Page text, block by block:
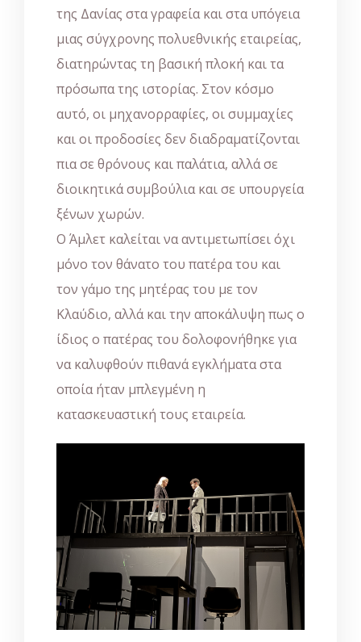
της Δανίας στα γραφεία και στα υπόγεια
μιας σύγχρονης πολυεθνικής εταιρείας,
διατηρώντας τη βασική πλοκή και τα
πρόσωπα της ιστορίας. Στον κόσμο
αυτό, οι μηχανορραφίες, οι συμμαχίες
και οι προδοσίες δεν διαδραματίζονται
πια σε θρόνους και παλάτια, αλλά σε
διοικητικά συμβούλια και σε υπουργεία
ξένων χωρών.
Ο Άμλετ καλείται να αντιμετωπίσει όχι
μόνο τον θάνατο του πατέρα του και
τον γάμο της μητέρας του με τον
Κλαύδιο, αλλά και την αποκάλυψη πως ο
ίδιος ο πατέρας του δολοφονήθηκε για
να καλυφθούν πιθανά εγκλήματα στα
οποία ήταν μπλεγμένη η
κατασκευαστική τους εταιρεία.